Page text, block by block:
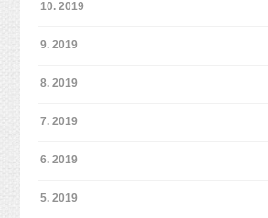
10. 2019
9. 2019
8. 2019
7. 2019
6. 2019
5. 2019